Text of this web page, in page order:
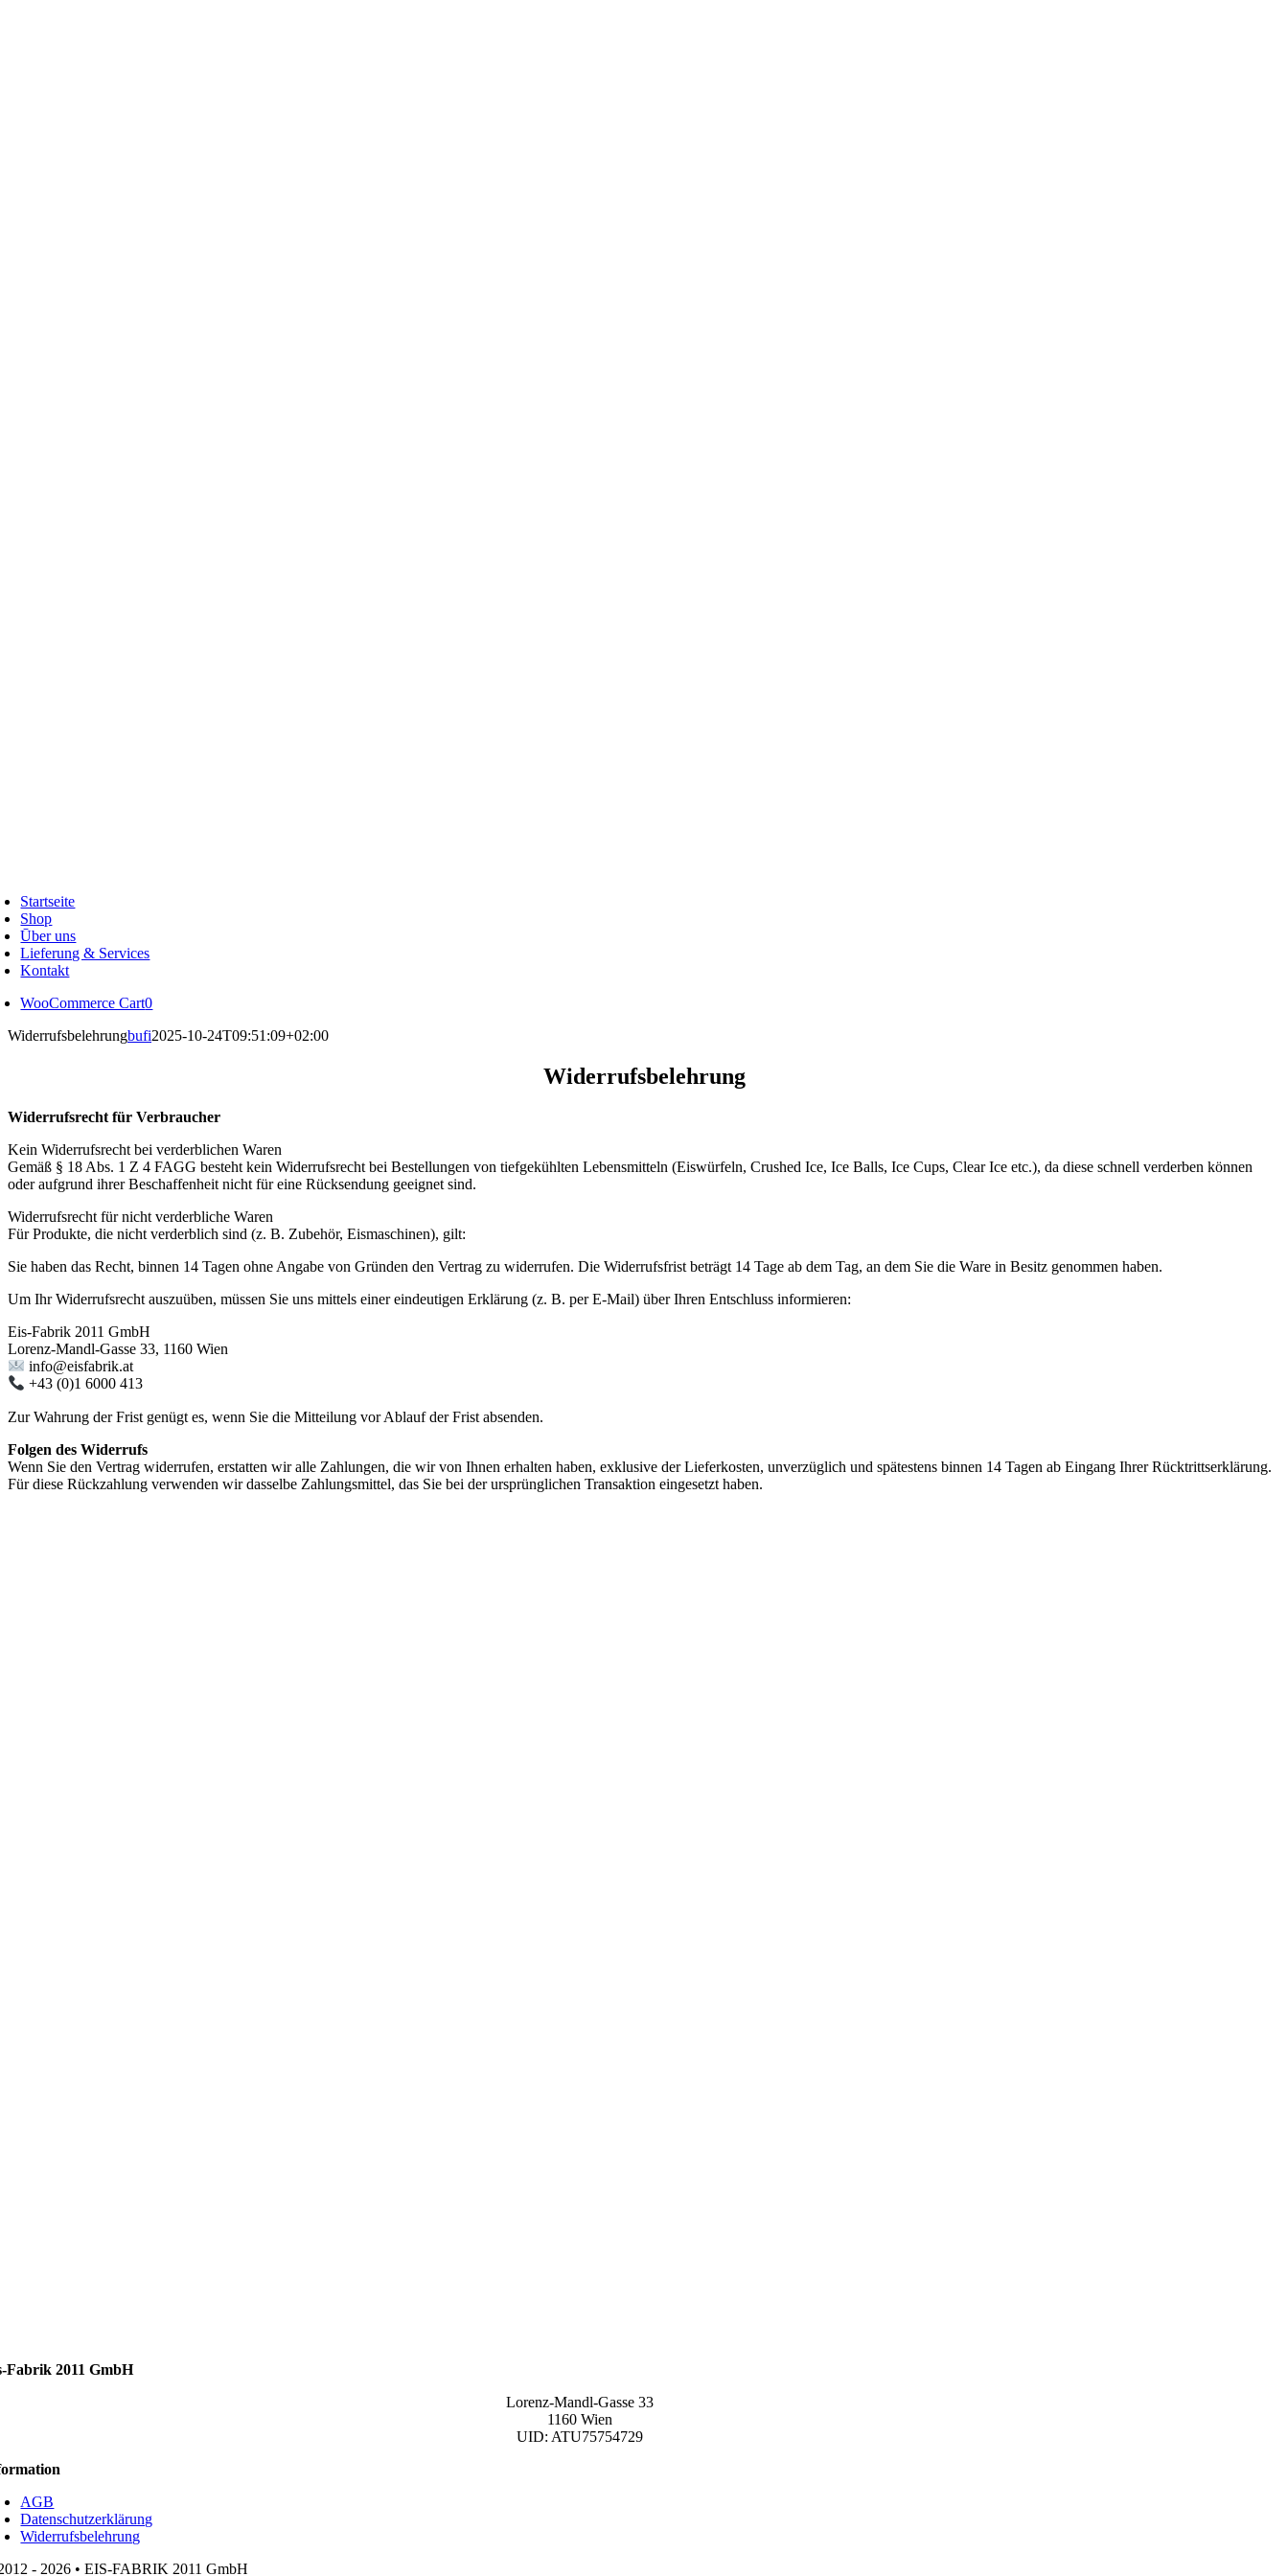
Startseite
Shop
Ūber uns
Lieferung & Services
Kontakt
WooCommerce Cart0
Widerrufsbelehrungbufi2025-10-24T09:51:09+02:00
Widerrufsbelehrung
Widerrufsrecht für Verbraucher
Kein Widerrufsrecht bei verderblichen Waren
Gemäß § 18 Abs. 1 Z 4 FAGG besteht kein Widerrufsrecht bei Bestellungen von tiefgekühlten Lebensmitteln (Eiswürfeln, Crushed Ice, Ice Balls, Ice Cups, Clear Ice etc.), da diese schnell verderben können
oder aufgrund ihrer Beschaffenheit nicht für eine Rücksendung geeignet sind.
Widerrufsrecht für nicht verderbliche Waren
Für Produkte, die nicht verderblich sind (z. B. Zubehör, Eismaschinen), gilt:
Sie haben das Recht, binnen 14 Tagen ohne Angabe von Gründen den Vertrag zu widerrufen. Die Widerrufsfrist beträgt 14 Tage ab dem Tag, an dem Sie die Ware in Besitz genommen haben.
Um Ihr Widerrufsrecht auszuüben, müssen Sie uns mittels einer eindeutigen Erklärung (z. B. per E-Mail) über Ihren Entschluss informieren:
Eis-Fabrik 2011 GmbH
Lorenz-Mandl-Gasse 33, 1160 Wien
info@eisfabrik.at
+43 (0)1 6000 413
Zur Wahrung der Frist genügt es, wenn Sie die Mitteilung vor Ablauf der Frist absenden.
Folgen des Widerrufs
Wenn Sie den Vertrag widerrufen, erstatten wir alle Zahlungen, die wir von Ihnen erhalten haben, exklusive der Lieferkosten, unverzüglich und spätestens binnen 14 Tagen ab Eingang Ihrer Rücktrittserklärung.
Für diese Rückzahlung verwenden wir dasselbe Zahlungsmittel, das Sie bei der ursprünglichen Transaktion eingesetzt haben.
Fabrik 2011 GmbH
Lorenz-Mandl-Gasse 33
1160 Wien
UID: ATU75754729
AGB
Datenschutzerklärung
Widerrufsbelehrung
- 2026 • EIS-FABRIK 2011 GmbH